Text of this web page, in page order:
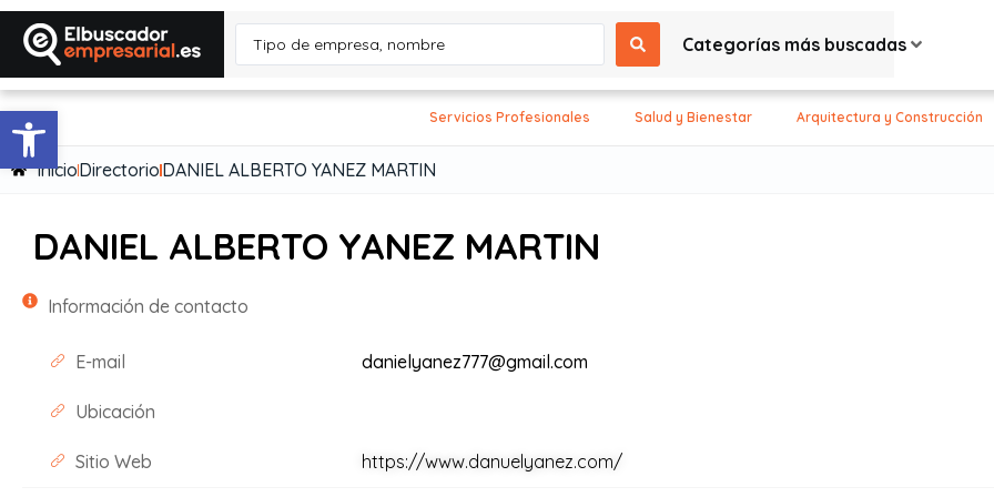
Abrir barra de herramientas
Categorías más buscadas
Servicios Profesionales Salud y Bienestar Arquitectura y Construcción
InicioDirectorioDANIEL ALBERTO YANEZ MARTIN
DANIEL ALBERTO YANEZ MARTIN
Información de contacto
E-mail danielyanez777@gmail.com
Ubicación
Sitio Web https://www.danuelyanez.com/